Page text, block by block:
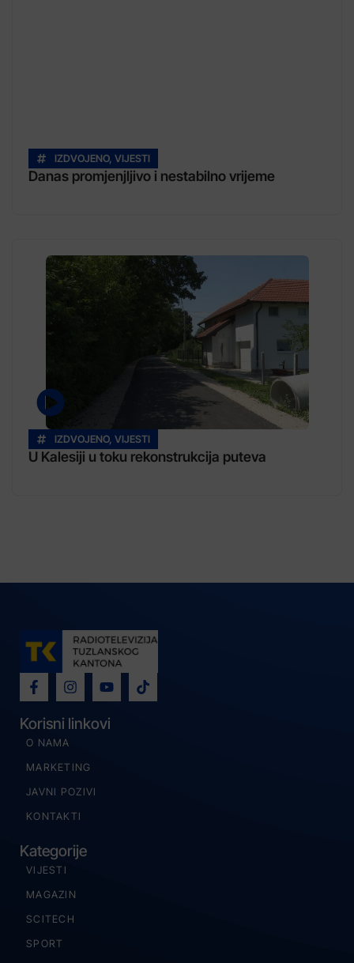
IZDVOJENO, VIJESTI
Danas promjenjljivo i nestabilno vrijeme
IZDVOJENO, VIJESTI
U Kalesiji u toku rekonstrukcija puteva
Korisni linkovi
O NAMA
MARKETING
JAVNI POZIVI
KONTAKTI
Kategorije
VIJESTI
MAGAZIN
SCITECH
SPORT